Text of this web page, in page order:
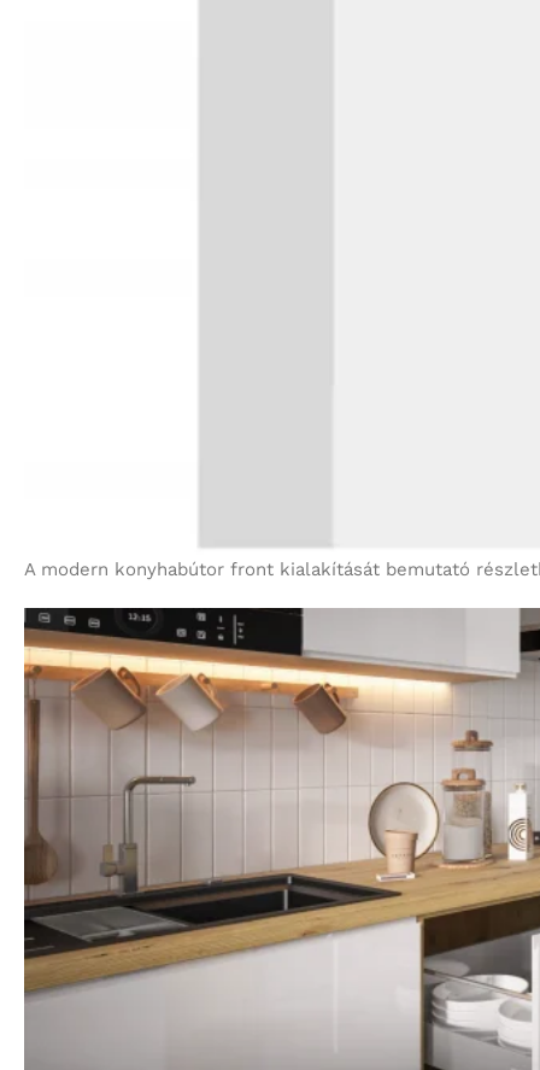
A modern konyhabútor front kialakítását bemutató